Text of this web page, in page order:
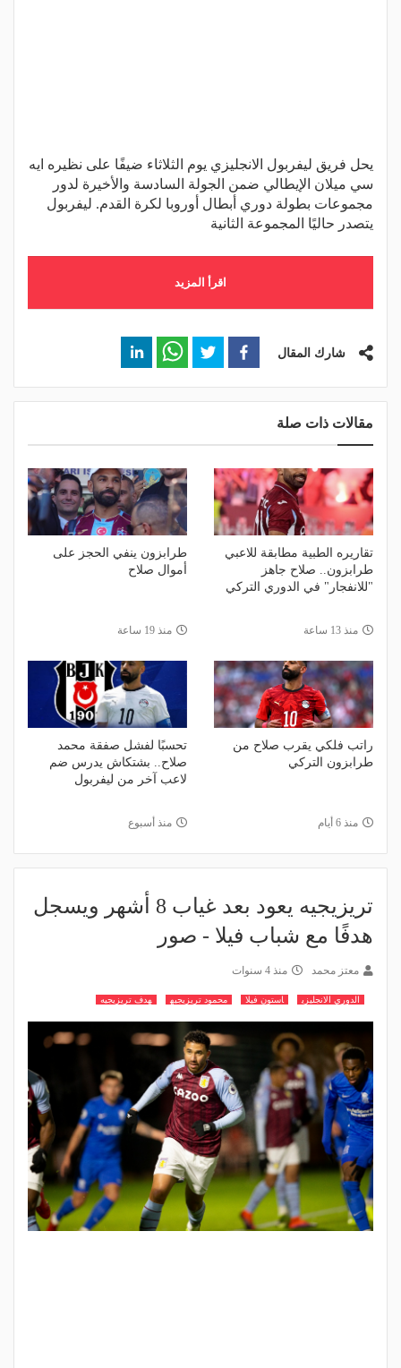
يحل فريق ليفربول الانجليزي يوم الثلاثاء ضيفًا على نظيره ايه
سي ميلان الإيطالي ضمن الجولة السادسة والأخيرة لدور
مجموعات بطولة دوري أبطال أوروبا لكرة القدم. ليفربول
يتصدر حاليًا المجموعة الثانية
اقرأ المزيد
شارك المقال
مقالات ذات صلة
تقاريره الطبية مطابقة للاعبي
طرابزون.. صلاح جاهز
"للانفجار" في الدوري التركي
منذ 13 ساعة
طرابزون ينفي الحجز على
أموال صلاح
منذ 19 ساعة
راتب فلكي يقرب صلاح من
طرابزون التركي
منذ 6 أيام
تحسبًا لفشل صفقة محمد
صلاح.. بشتكاش يدرس ضم
لاعب آخر من ليفربول
منذ أسبوع
تريزيجيه يعود بعد غياب 8 أشهر ويسجل
هدفًا مع شباب فيلا - صور
معتز محمد منذ 4 سنوات
الدوري الانجليزي استون فيلا محمود تريزيجيه هدف تريزيجيه